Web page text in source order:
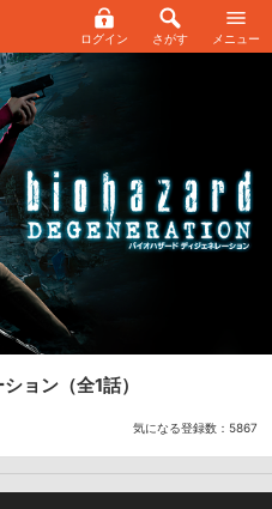
ログイン さがす メニュー
ション （全1話）
気になる登録数： 5867